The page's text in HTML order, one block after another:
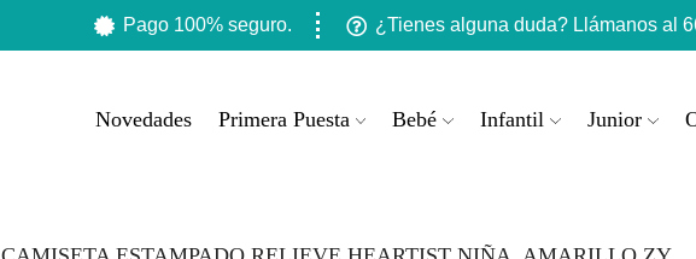
Pago 100% seguro. ¿Tienes alguna duda? Llámanos al
Novedades Primera Puesta Bebé Infantil Junior